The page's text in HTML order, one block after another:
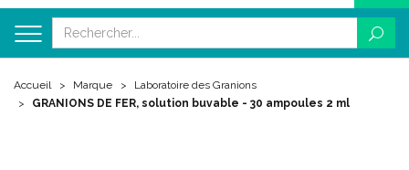
Accueil Marque
Laboratoire des Granions
GRANIONS DE FER, solution buvable - 30 ampoules 2 ml